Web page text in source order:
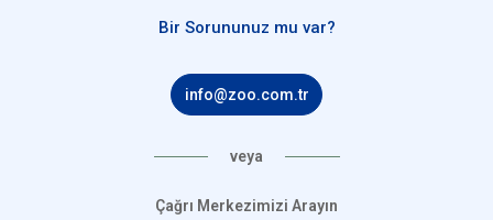
Bir Sorununuz mu var?
info@zoo.com.tr
veya
Çağrı Merkezimizi Arayın